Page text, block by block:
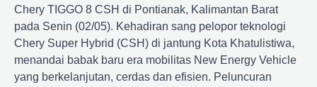
Chery TIGGO 8 CSH di Pontianak, Kalimantan Barat
pada Senin (02/05). Kehadiran sang pelopor teknologi
Chery Super Hybrid (CSH) di jantung Kota Khatulistiwa,
menandai babak baru era mobilitas New Energy Vehicle
yang berkelanjutan, cerdas dan efisien. Peluncuran